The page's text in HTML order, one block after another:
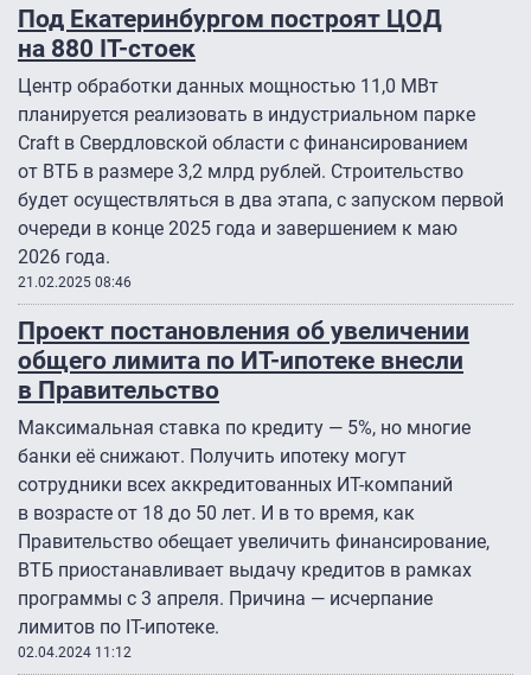
Под Екатеринбургом построят ЦОД
на 880 IT-стоек
Центр обработки данных мощностью 11,0 МВт
планируется реализовать в индустриальном парке
Craft в Свердловской области с финансированием
от ВТБ в размере 3,2 млрд рублей. Строительство
будет осуществляться в два этапа, с запуском первой
очереди в конце 2025 года и завершением к маю
2026 года.
21.02.2025 08:46
Проект постановления об увеличении
общего лимита по ИТ-ипотеке внесли
в Правительство
Максимальная ставка по кредиту — 5%, но многие
банки её снижают. Получить ипотеку могут
сотрудники всех аккредитованных ИТ-компаний
в возрасте от 18 до 50 лет. И в то время, как
Правительство обещает увеличить финансирование,
ВТБ приостанавливает выдачу кредитов в рамках
программы с 3 апреля. Причина — исчерпание
лимитов по IT-ипотеке.
02.04.2024 11:12